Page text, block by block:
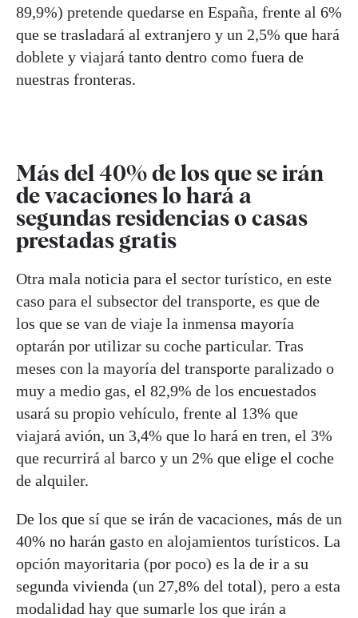
89,9%) pretende quedarse en España, frente al 6%
que se trasladará al extranjero y un 2,5% que hará
doblete y viajará tanto dentro como fuera de
nuestras fronteras.
Más del 40% de los que se irán
de vacaciones lo hará a
segundas residencias o casas
prestadas gratis
Otra mala noticia para el sector turístico, en este
caso para el subsector del transporte, es que de
los que se van de viaje la inmensa mayoría
optarán por utilizar su coche particular. Tras
meses con la mayoría del transporte paralizado o
muy a medio gas, el 82,9% de los encuestados
usará su propio vehículo, frente al 13% que
viajará avión, un 3,4% que lo hará en tren, el 3%
que recurrirá al barco y un 2% que elige el coche
de alquiler.
De los que sí que se irán de vacaciones, más de un
40% no harán gasto en alojamientos turísticos. La
opción mayoritaria (por poco) es la de ir a su
segunda vivienda (un 27,8% del total), pero a esta
modalidad hay que sumarle los que irán a